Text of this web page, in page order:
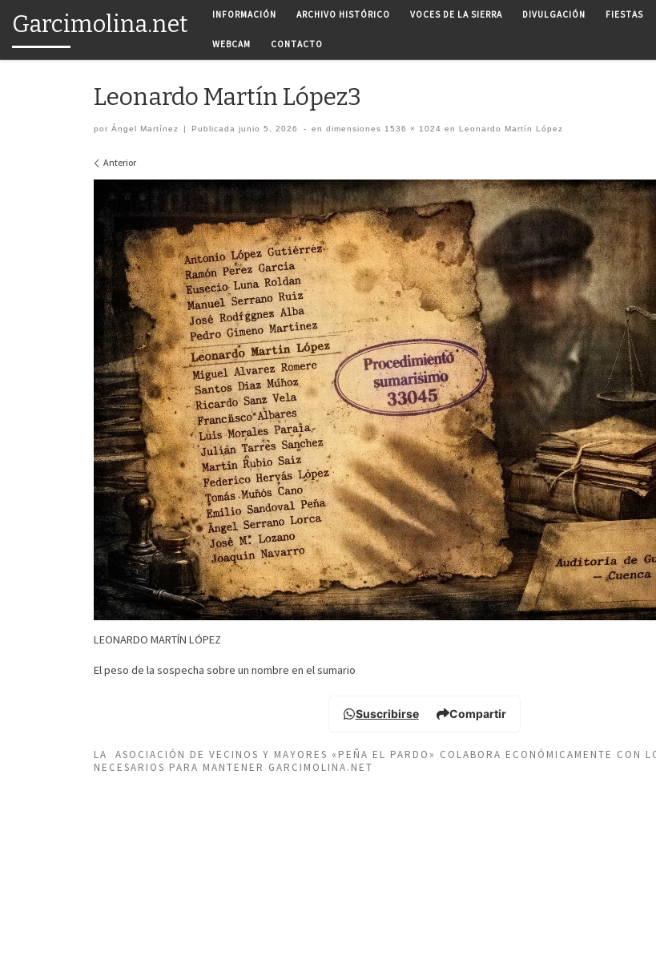
Saltar al contenido
Garcimolina.net INFORMACIÓN ARCHIVO HISTÓRICO VOCES DE LA SIERRA DIVULGACIÓN FIESTAS
WEBCAM CONTACTO
Leonardo Martín López3
por Ángel Martínez | Publicadajunio 5, 2026 - en dimensiones 1536 × 1024 en Leonardo Martín López
Navegación de imágenes
Anterior
LEONARDO MARTÍN LÓPEZ
El peso de la sospecha sobre un nombre en el sumario
Suscribirse Compartir
LA ASOCIACIÓN DE VECINOS Y MAYORES «PEÑA EL PARDO» COLABORA ECONÓMICAMENTE CON
NECESARIOS PARA MANTENER GARCIMOLINA.NET